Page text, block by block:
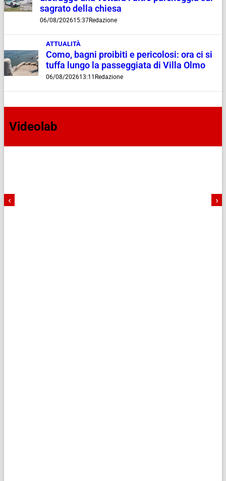
sagrato della chiesa
06/08/202615:37Redazione
ATTUALITÀ
Como, bagni proibiti e pericolosi: ora ci si
tuffa lungo la passeggiata di Villa Olmo
06/08/202613:11 Redazione
Videolab
‹ ›